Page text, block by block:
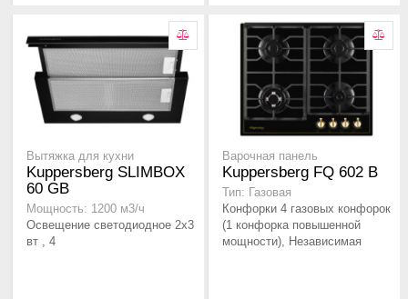
Вытяжка для кухни
Kuppersberg SLIMBOX
60 GB
Мощность: 1200 м3/ч
Освещение светодиодное 2х3
вт , 4
Варочная панель
Kuppersberg FQ 602 B
Тип: Газовая
Конфорки 4 газовых конфорок
(1 конфорка повышенной
мощности), Независимая